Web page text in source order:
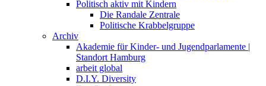
Politisch aktiv mit Kindern
Die Randale Zentrale
Politische Krabbelgruppe
Archiv
Akademie für Kinder- und Jugendparlamente |
Standort Hamburg
arbeit global
D.I.Y. Diversity